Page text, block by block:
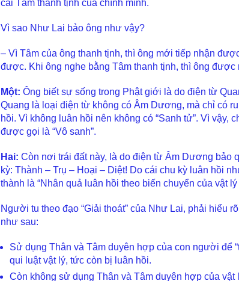
cái Tâm thanh tịnh của chính mình.
Vì sao Như Lai bảo ông như vậy?
– Vì Tâm của ông thanh tịnh, thì ông mới tiếp nhận
được. Khi ông nghe bằng Tâm thanh tịnh, thì ông được
Một: Ông biết sự sống trong Phật giới là do điện từ
Quang là loại điện từ không có Âm Dương, mà chỉ có
hồi. Vì không luân hồi nên không có “Sanh tử”. Vì vậy,
được gọi là “Vô sanh”.
Hai: Còn nơi trái đất này, là do điện từ Âm Dương bảo
kỳ: Thành – Trụ – Hoại – Diệt! Do cái chu kỳ luân hồi
thành là “Nhân quả luân hồi theo biến chuyển của vật
Người tu theo đạo “Giải thoát” của Như Lai, phải hiểu
như sau:
Sử dụng Thân và Tâm duyên hợp của con người để
qui luật vật lý, tức còn bị luân hồi.
Còn không sử dụng Thân và Tâm duyên hợp của vật